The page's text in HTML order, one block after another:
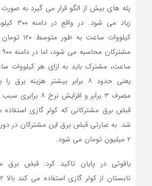
پله های بیش از الگو قرار می گیرد به
زیاد می
کیلووات ساعت
یعنی حدود ٨ برابر بیشتر هزینه برق
قبض برق مشترکانی که کولر گازی استفاده
٢ میلیون تومان می شود.
یاقوتی در پایان تاکید کرد: قبض برق